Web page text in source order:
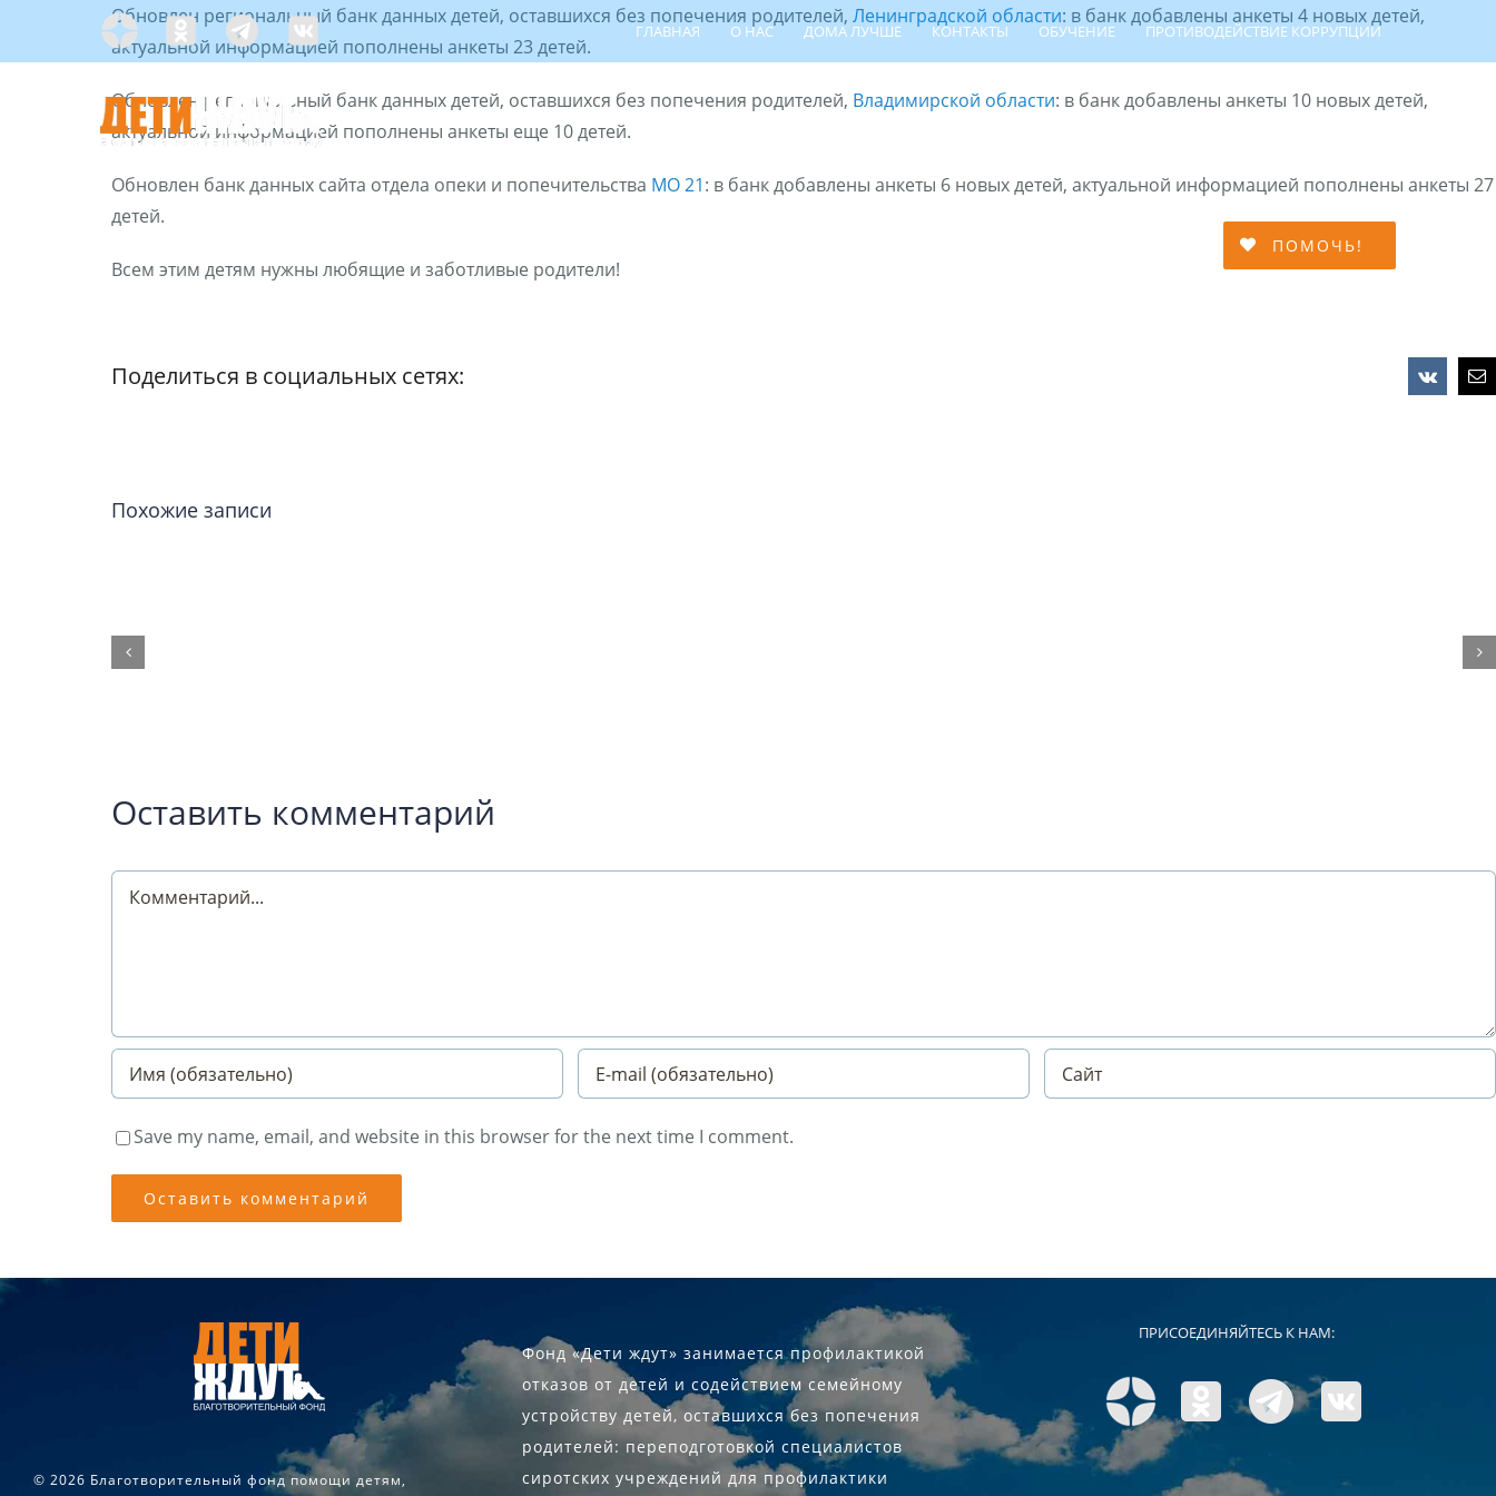
Яндекс
Дзен
Одноклассники
Telegramm
Custom ГЛАВНАЯ О НАС ДОМА ЛУЧШЕ КОНТАКТЫ ОБУЧЕНИЕ ПРОТИВОДЕЙСТВИЕ КОРРУПЦИИ
ПОМОЧЬ!
Обновлен региональный банк данных детей, оставшихся без попечения родителей, Ленинградской области: в банк добавлены анкеты 4 новых детей,
актуальной информацией пополнены анкеты 23 детей.
Обновлен региональный банк данных детей, оставшихся без попечения родителей, Владимирской области: в банк добавлены анкеты 10 новых детей,
актуальной информацией пополнены анкеты еще 10 детей.
Обновлен банк данных сайта отдела опеки и попечительства МО 21: в банк добавлены анкеты 6 новых детей, актуальной информацией пополнены анкеты 27
детей.
Всем этим детям нужны любящие и заботливые родители!
Поделиться в социальных сетях: Vk
Похожие записи
Оставить комментарий
Comment
Save my name, email, and website in this browser for the next time I comment.
© 2026 Благотворительный фонд помощи детям,
Фонд «Дети ждут» занимается профилактикой
отказов от детей и содействием семейному
устройству детей, оставшихся без попечения
родителей: переподготовкой специалистов
сиротских учреждений для профилактики
ПРИСОЕДИНЯЙТЕСЬ К НАМ: